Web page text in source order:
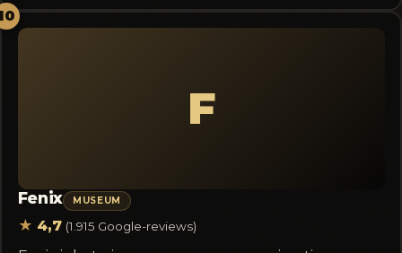
F
Fenix MUSEUM
★ 4,7 (1.915 Google-reviews)